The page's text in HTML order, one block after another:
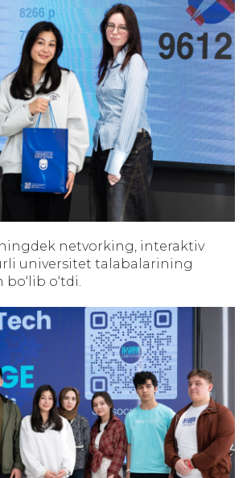
netvorking, interaktiv
universitet talabalarining
o‘tdi.